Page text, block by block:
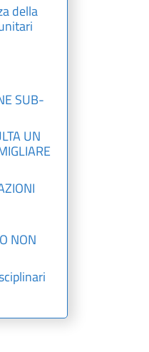
della
SUB-
UN
NON